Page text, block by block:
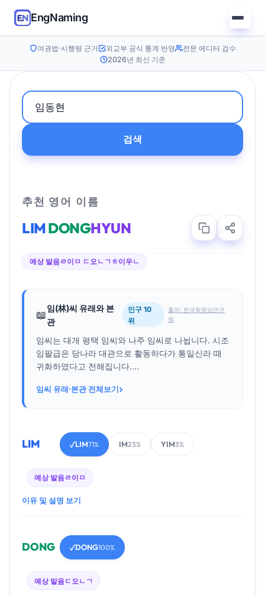
EngNaming
여권법·시행령 근거 외교부 공식 통계 반영
전문 에디터 검수
2026년 최신 기준
검색
추천 영어 이름
LIMDONGHYUN
예상 발음ㄹ이ㅁ ㄷ오ㄴㄱㅎ이우ㄴ
📖
임(林)씨 유래와 본
관
인구 10
위
출처: 한국학중앙연구
원
임씨는 대개 평택 임씨와 나주 임씨로 나뉩니다. 시조
임팔급은 당나라 대관으로 활동하다가 통일신라 때
귀화하였다고 전해집니다....
임씨 유래·본관 전체보기›
LIM ✓LIM71% IM23% YIM3%
예상 발음ㄹ이ㅁ
이유 및 설명 보기
DONG ✓DONG100%
예상 발음ㄷ오ㄴㄱ